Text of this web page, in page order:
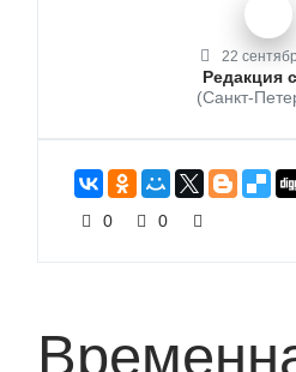
22
Редакция
(Санкт-
0 0